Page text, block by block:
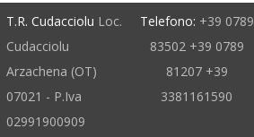
T.R. Cudacciolu Loc.
Cudacciolu
Arzachena (OT)
07021 - P.Iva
02991900909
Telefono: +39 0789
83502 +39 0789
81207 +39
3381161590